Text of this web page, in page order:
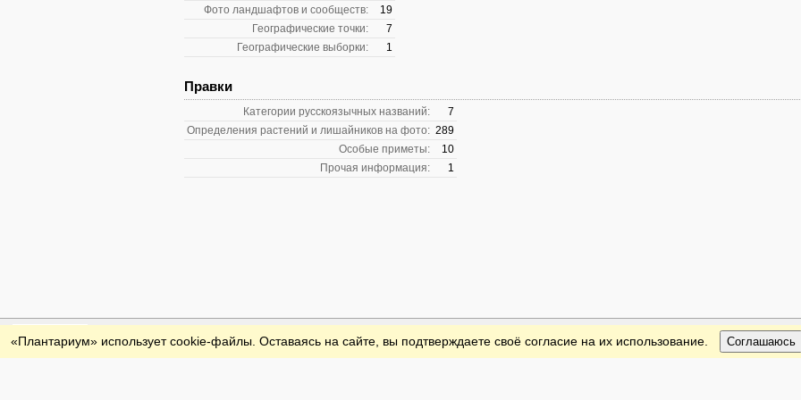
Фото ландшафтов и сообществ:
19
Географические точки:
7
Географические выборки:
1
Правки
Категории русскоязычных названий:
7
Определения растений и лишайников на фото: 289
Особые приметы:
10
Прочая информация:
1
Обратная связь
«Плантариум» использует cookie-файлы. Оставаясь на сайте, вы подтверждаете своё согласие на их использование. Соглашаюсь